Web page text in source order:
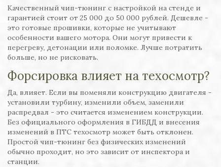
Качественный чип-тюнинг с настройкой на стенде и
гарантией стоит от 25 000 до 50 000 рублей. Дешевле -
это готовые прошивки, которые не учитывают
особенности вашего мотора. Они могут привести к
перегреву, детонации или поломке. Лучше потратить
больше, но не рисковать.
Форсировка влияет на техосмотр?
Да, влияет. Если вы поменяли конструкцию двигателя -
установили турбину, изменили объем, заменили
распредвал - это считается изменением конструкции.
Без официального оформления в ГИБДД и внесения
изменений в ПТС техосмотр может быть отклонен.
Простой чип-тюнинг без физических изменений
обычно проходит, но это зависит от инспектора и
станции.